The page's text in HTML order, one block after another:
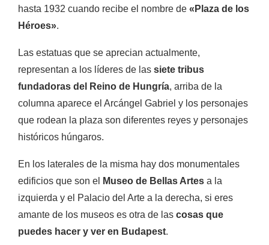
hasta 1932 cuando recibe el nombre de «Plaza de los
Héroes».
Las estatuas que se aprecian actualmente,
representan a los líderes de las siete tribus
fundadoras del Reino de Hungría, arriba de la
columna aparece el Arcángel Gabriel y los personajes
que rodean la plaza son diferentes reyes y personajes
históricos húngaros.
En los laterales de la misma hay dos monumentales
edificios que son el
Museo de Bellas Artes a la
izquierda y el Palacio del Arte a la derecha, si eres
amante de los museos es otra de las cosas que
puedes hacer y ver en Budapest.